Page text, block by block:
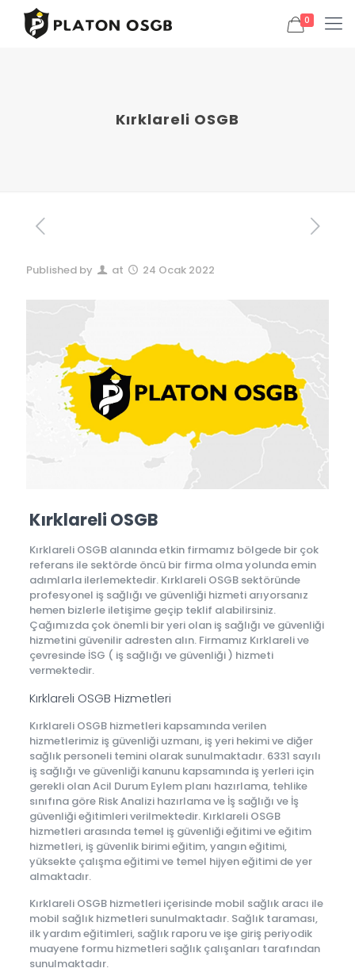
0
Kırklareli OSGB
Published by at 24 Ocak 2022
Kırklareli OSGB
Kırklareli OSGB alanında etkin firmamız bölgede bir çok
referans ile sektörde öncü bir firma olma yolunda emin
adımlarla ilerlemektedir. Kırklareli OSGB sektöründe
profesyonel iş sağlığı ve güvenliği hizmeti arıyorsanız
hemen bizlerle iletişime geçip teklif alabilirsiniz.
Çağımızda çok önemli bir yeri olan iş sağlığı ve güvenliği
hizmetini güvenilir adresten alın. Firmamız Kırklareli ve
çevresinde İSG ( iş sağlığı ve güvenliği ) hizmeti
vermektedir.
Kırklareli OSGB Hizmetleri
Kırklareli OSGB hizmetleri kapsamında verilen
hizmetlerimiz iş güvenliği uzmanı, iş yeri hekimi ve diğer
sağlık personeli temini olarak sunulmaktadır. 6331 sayılı
iş sağlığı ve güvenliği kanunu kapsamında iş yerleri için
gerekli olan Acil Durum Eylem planı hazırlama, tehlike
sınıfına göre Risk Analizi hazırlama ve İş sağlığı ve İş
güvenliği eğitimleri verilmektedir. Kırklareli OSGB
hizmetleri arasında temel iş güvenliği eğitimi ve eğitim
hizmetleri, iş güvenlik birimi eğitim, yangın eğitimi,
yüksekte çalışma eğitimi ve temel hijyen eğitimi de yer
almaktadır.
Kırklareli OSGB hizmetleri içerisinde mobil sağlık aracı ile
mobil sağlık hizmetleri sunulmaktadır. Sağlık taraması,
ilk yardım eğitimleri, sağlık raporu ve işe giriş periyodik
muayene formu hizmetleri sağlık çalışanları tarafından
sunulmaktadır.